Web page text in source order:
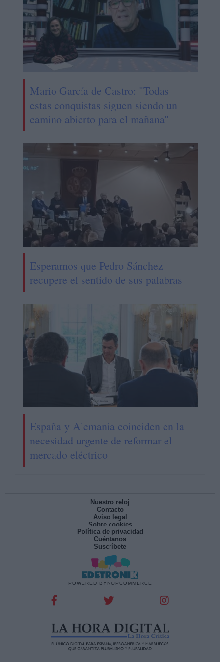
Mario García de Castro: "Todas
estas conquistas siguen siendo un
camino abierto para el mañana"
Esperamos que Pedro Sánchez
recupere el sentido de sus palabras
España y Alemania coinciden en la
necesidad urgente de reformar el
mercado eléctrico
Nuestro reloj
Contacto
Aviso legal
Sobre cookies
Política de privacidad
Cuéntanos
Suscríbete
POWERED BY NOPCOMMERCE